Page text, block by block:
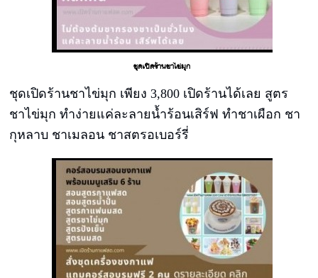
ชุดเปิดร้านชาไข่มุก
ชุดเปิดร้านชาไข่มุก เพียง 3,800 เปิดร้านได้เลย สูตร
ชาไข่มุก ทำง่ายแค่ละลายน้ำร้อนเสิร์ฟ ทำชาเผือก ชา
กุหลาบ ชาเมลอน ชาสตรอเบอร์รี่